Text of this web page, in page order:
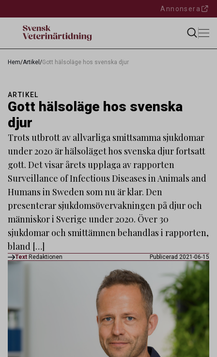
Annonsera
Hem/Artikel /Gott hälsoläge hos svenska djur
ARTIKEL
Gott hälsoläge hos svenska
djur
Trots utbrott av allvarliga smittsamma sjukdomar
under 2020 är hälsoläget hos svenska djur fortsatt
gott. Det visar årets upplaga av rapporten
Surveillance of Infectious Diseases in Animals and
Humans in Sweden som nu är klar. Den
presenterar sjukdomsövervakningen på djur och
människor i Sverige under 2020. Över 30
sjukdomar och smittämnen behandlas i rapporten,
bland […]
Text Redaktionen Publicerad 2021-06-15